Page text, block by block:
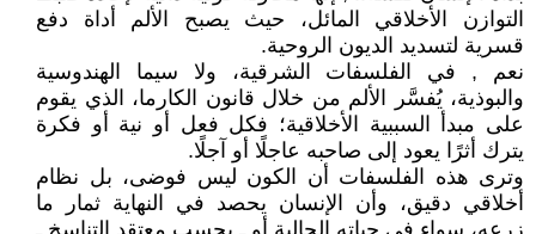
التوازن الأخلاقي المائل، حيث يصبح الألم أداة دفع
قسرية لتسديد الديون الروحية.
نعم , في الفلسفات الشرقية، ولا سيما الهندوسية
والبوذية، يُفسَّر الألم من خلال قانون الكارما، الذي يقوم
على مبدأ السببية الأخلاقية؛ فكل فعل أو نية أو فكرة
يترك أثرًا يعود إلى صاحبه عاجلًا أو آجلًا.
وترى هذه الفلسفات أن الكون ليس فوضى، بل نظام
أخلاقي دقيق، وأن الإنسان يحصد في النهاية ثمار ما